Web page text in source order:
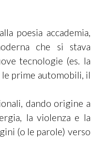
poesia accademia,
che si stava
tecnologie (es. la
prime automobili, il
dando origine a
la violenza e la
(o le parole) verso